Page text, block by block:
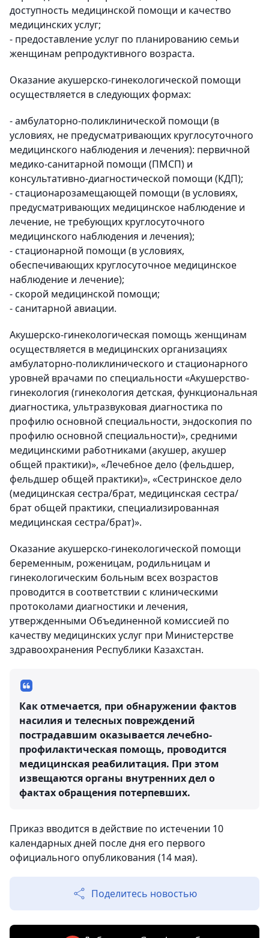
доступность медицинской помощи и качество
медицинских услуг;
- предоставление услуг по планированию семьи
женщинам репродуктивного возраста.
Оказание акушерско-гинекологической помощи
осуществляется в следующих формах:
- амбулаторно-поликлинической помощи (в
условиях, не предусматривающих круглосуточного
медицинского наблюдения и лечения): первичной
медико-санитарной помощи (ПМСП) и
консультативно-диагностической помощи (КДП);
- стационарозамещающей помощи (в условиях,
предусматривающих медицинское наблюдение и
лечение, не требующих круглосуточного
медицинского наблюдения и лечения);
- стационарной помощи (в условиях,
обеспечивающих круглосуточное медицинское
наблюдение и лечение);
- скорой медицинской помощи;
- санитарной авиации.
Акушерско-гинекологическая помощь женщинам
осуществляется в медицинских организациях
амбулаторно-поликлинического и стационарного
уровней врачами по специальности «Акушерство-
гинекология (гинекология детская, функциональная
диагностика, ультразвуковая диагностика по
профилю основной специальности, эндоскопия по
профилю основной специальности)», средними
медицинскими работниками (акушер, акушер
общей практики)», «Лечебное дело (фельдшер,
фельдшер общей практики)», «Сестринское дело
(медицинская сестра/брат, медицинская сестра/
брат общей практики, специализированная
медицинская сестра/брат)».
Оказание акушерско-гинекологической помощи
беременным, роженицам, родильницам и
гинекологическим больным всех возрастов
проводится в соответствии с клиническими
протоколами диагностики и лечения,
утвержденными Объединенной комиссией по
качеству медицинских услуг при Министерстве
здравоохранения Республики Казахстан.
Как отмечается, при обнаружении фактов
насилия и телесных повреждений
пострадавшим оказывается лечебно-
профилактическая помощь, проводится
медицинская реабилитация. При этом
извещаются органы внутренних дел о
фактах обращения потерпевших.
Приказ вводится в действие по истечении 10
календарных дней после дня его первого
официального опубликования (14 мая).
Поделитесь новостью